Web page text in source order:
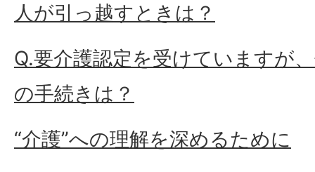
人が引っ越すときは？
Q.要介護認定を受けていますが
の手続きは？
“介護”への理解を深めるために